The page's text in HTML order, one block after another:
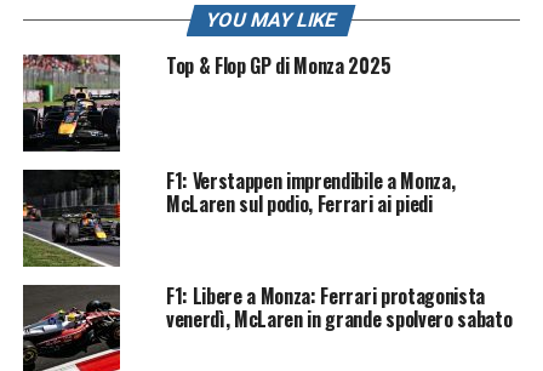
YOU MAY LIKE
Top & Flop GP di Monza 2025
F1: Verstappen imprendibile a Monza,
McLaren sul podio, Ferrari ai piedi
F1: Libere a Monza: Ferrari protagonista
venerdì, McLaren in grande spolvero sabato